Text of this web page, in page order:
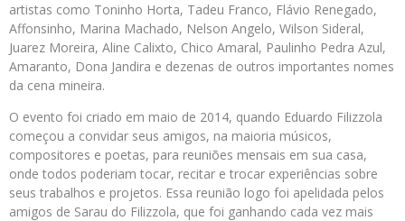
artistas como Toninho Horta, Tadeu Franco, Flávio Renegado,
Affonsinho, Marina Machado, Nelson Angelo, Wilson Sideral,
Juarez Moreira, Aline Calixto, Chico Amaral, Paulinho Pedra Azul,
Amaranto, Dona Jandira e dezenas de outros importantes nomes
da cena mineira.
O evento foi criado em maio de 2014, quando Eduardo Filizzola
começou a convidar seus amigos, na maioria músicos,
compositores e poetas, para reuniões mensais em sua casa,
onde todos poderiam tocar, recitar e trocar experiências sobre
seus trabalhos e projetos. Essa reunião logo foi apelidada pelos
amigos de Sarau do Filizzola, que foi ganhando cada vez mais